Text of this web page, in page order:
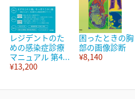
レジデントのた
めの感染症診療
マニュアル 第4...
¥13,200
困ったときの胸
部の画像診断
¥8,140